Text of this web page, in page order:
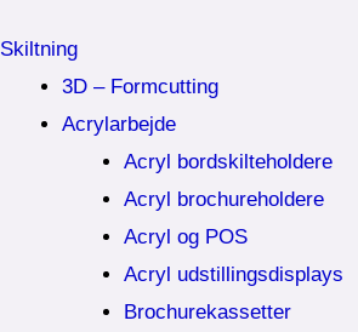
Skiltning
3D – Formcutting
Acrylarbejde
Acryl bordskilteholdere
Acryl brochureholdere
Acryl og POS
Acryl udstillingsdisplays
Brochurekassetter